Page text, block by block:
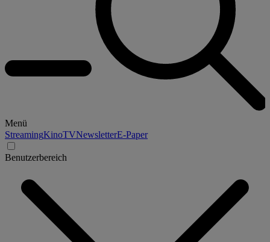
Menü
StreamingKinoTVNewsletterE-Paper
Benutzerbereich